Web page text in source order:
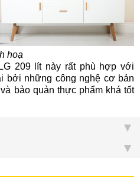
hoạ
209 lít này rất phù hợp với
bởi những công nghệ cơ bản
bảo quản thực phẩm khá tốt